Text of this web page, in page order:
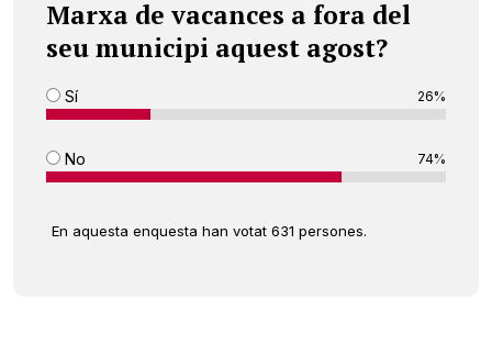
Marxa de vacances a fora del
seu municipi aquest agost?
Sí 26%
No 74%
En aquesta enquesta han votat 631 persones.